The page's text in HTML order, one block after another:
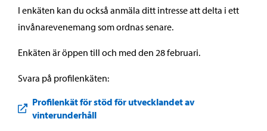
I enkäten kan du också anmäla ditt intresse att delta i ett
invånarevenemang som ordnas senare.
Enkäten är öppen till och med den 28 februari.
Svara på profilenkäten:
Profilenkät för stöd för utvecklandet av
vinterunderhåll